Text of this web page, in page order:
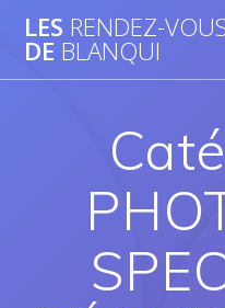
LES RENDEZ-
DE BLANQUI